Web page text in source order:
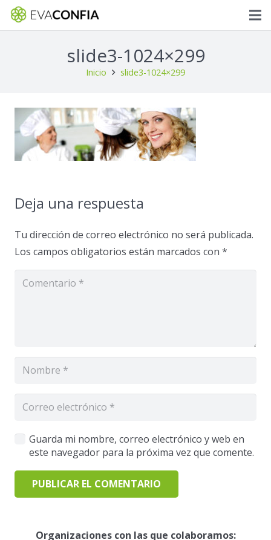
slide3-1024×299
Inicio slide3-1024×299
Deja una respuesta
Tu dirección de correo electrónico no será publicada.
Los campos obligatorios están marcados con *
Guarda mi nombre, correo electrónico y web en
este navegador para la próxima vez que comente.
PUBLICAR EL COMENTARIO
Organizaciones con las que colaboramos: